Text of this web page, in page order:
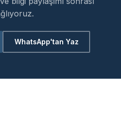
WhatsApp'tan Yaz